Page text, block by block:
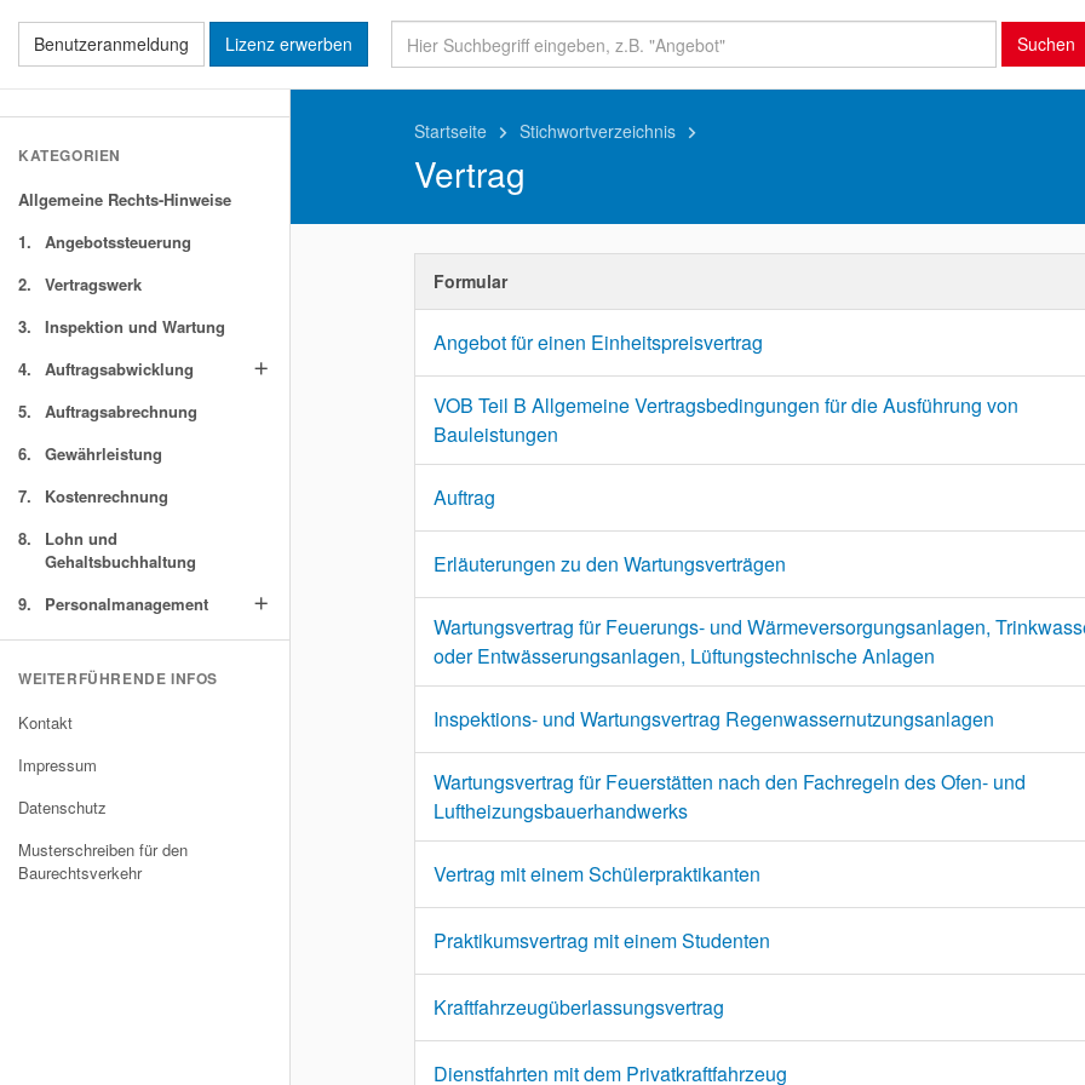
Benutzeranmeldung Lizenz erwerben Suchen
KATEGORIEN
Allgemeine Rechts-Hinweise
1.
Angebotssteuerung
2.
Vertragswerk
3.
Inspektion und Wartung
4.
Auftragsabwicklung add
5.
Auftragsabrechnung
6.
Gewährleistung
7.
Kostenrechnung
8.
Lohn und
Gehaltsbuchhaltung
9.
Personalmanagement add
WEITERFÜHRENDE INFOS
Kontakt
Impressum
Datenschutz
Musterschreiben für den
Baurechtsverkehr
Startseite keyboard_arrow_right Stichwortverzeichnis keyboard_arrow_right
Vertrag
Formular
Angebot für einen Einheitspreisvertrag
VOB Teil B Allgemeine Vertragsbedingungen für die Ausführung von
Bauleistungen
Auftrag
Erläuterungen zu den Wartungsverträgen
Wartungsvertrag für Feuerungs- und Wärmeversorgungsanlagen,
oder Entwässerungsanlagen, Lüftungstechnische Anlagen
Inspektions- und Wartungsvertrag Regenwassernutzungsanlagen
Wartungsvertrag für Feuerstätten nach den Fachregeln des Ofen- und
Luftheizungsbauerhandwerks
Vertrag mit einem Schülerpraktikanten
Praktikumsvertrag mit einem Studenten
Kraftfahrzeugüberlassungsvertrag
Dienstfahrten mit dem Privatkraftfahrzeug